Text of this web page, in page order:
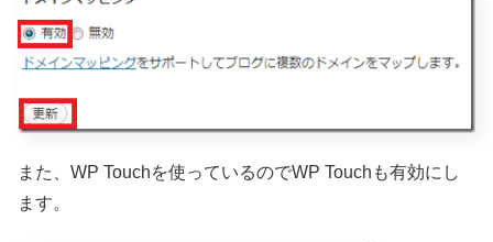
また、WP Touchを使っているのでWP Touchも有効にし
ます。